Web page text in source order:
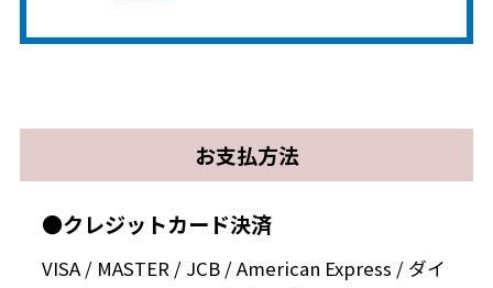
お支払方法
●クレジットカード決済
VISA / MASTER / JCB / American Express / ダイ